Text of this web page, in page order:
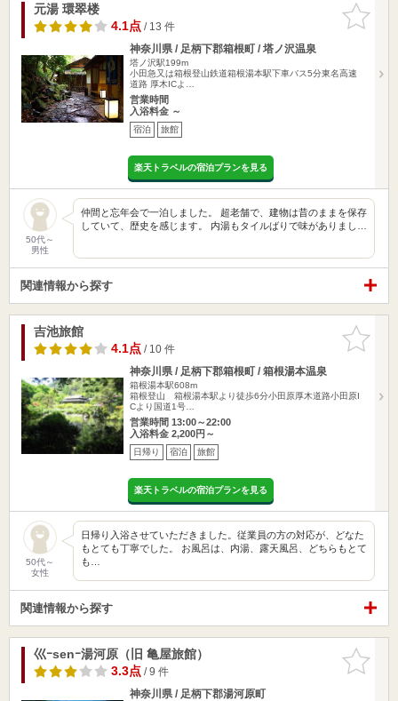
お気に入
りに追加
元湯 環翠楼
4.1点/ 13 件
神奈川県 / 足柄下郡箱根町 / 塔ノ沢温泉
塔ノ沢駅199m
小田急又は箱根登山鉄道箱根湯本駅下車バス5分東名高速
道路 厚木ICよ…
営業時間
入浴料金 ～
宿泊 旅館
楽天トラベルの宿泊プランを見る
50代～
男性
仲間と忘年会で一泊しました。 超老舗で、建物は昔のままを保存
していて、歴史を感じます。 内湯もタイルばりで味がありまし…
関連情報から探す
お気に入
りに追加
吉池旅館
4.1点/ 10 件
神奈川県 / 足柄下郡箱根町 / 箱根湯本温泉
箱根湯本駅608m
箱根登山 箱根湯本駅より徒歩6分小田原厚木道路小田原I
Cより国道1号…
営業時間 13:00～22:00
入浴料金 2,200円～
日帰り 宿泊 旅館
楽天トラベルの宿泊プランを見る
50代～
女性
日帰り入浴させていただきました。従業員の方の対応が、どなた
もとても丁寧でした。 お風呂は、内湯、露天風呂、どちらもとて
も…
関連情報から探す
お気に入
りに追加
巛ｰsenｰ湯河原（旧 亀屋旅館）
3.3点/ 9 件
神奈川県 / 足柄下郡湯河原町